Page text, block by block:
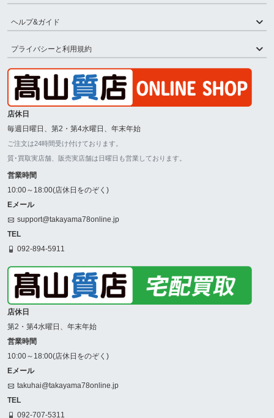
ヘルプ&ガイド
プライバシーと利用規約
店休日
毎週日曜日、第2・第4水曜日、年末年始
ご注文は24時間受け付けております。
質･買取実店舗、販売実店舗は日曜日も営業しております。
営業時間
10:00～18:00(店休日をのぞく)
Eメール
support@takayama78online.jp
TEL
092-894-5911
店休日
第2・第4水曜日、年末年始
営業時間
10:00～18:00(店休日をのぞく)
Eメール
takuhai@takayama78online.jp
TEL
092-707-5311